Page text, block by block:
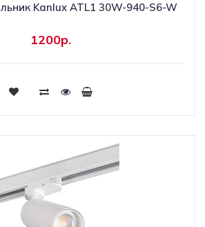
Kanlux ATL1 30W-940-S6-W
1200р.